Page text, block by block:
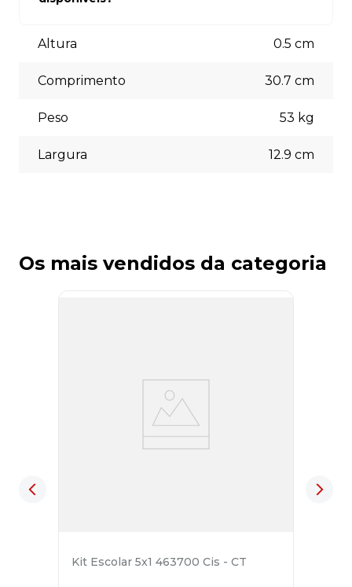
está à disposição para auxiliá-lo.
(5% off) cartões de crédito, boleto bancário. Você pode
escolher a opção que melhor se adapte às suas
Altura 0.5 cm
Comprimento 30.7 cm
Peso 53 kg
Largura 12.9 cm
Os mais vendidos da categoria
Kit Escolar 5x1 463700 Cis - CT